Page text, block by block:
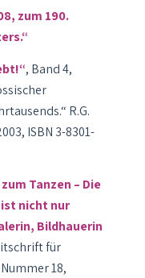
zum 190.
, Band 4,
R.G.
ISBN 3-8301-
Tanzen – Die
nicht nur
Bildhauerin
für
18,